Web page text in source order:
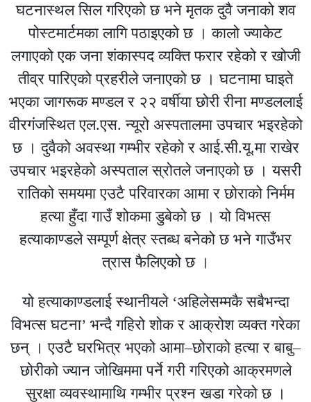
घटनास्थल सिल गरिएको छ भने मृतक दुवै जनाको शव
पोस्टमार्टमका लागि पठाइएको छ । कालो ज्याकेट
लगाएको एक जना शंकास्पद व्यक्ति फरार रहेको र खोजी
तीव्र पारिएको प्रहरीले जनाएको छ । घटनामा घाइते
भएका जागरूक मण्डल र २२ वर्षीया छोरी रीना मण्डललाई
वीरगंजस्थित एल.एस. न्यूरो अस्पतालमा उपचार भइरहेको
छ । दुवैको अवस्था गम्भीर रहेको र आई.सी.यू.मा राखेर
उपचार भइरहेको अस्पताल स्रोतले जनाएको छ । यसरी
रातिको समयमा एउटै परिवारका आमा र छोराको निर्मम
हत्या हुँदा गाउँ शोकमा डुबेको छ । यो विभत्स
हत्याकाण्डले सम्पूर्ण क्षेत्र स्तब्ध बनेको छ भने गाउँभर
त्रास फैलिएको छ ।
यो हत्याकाण्डलाई स्थानीयले ‘अहिलेसम्मकै सबैभन्दा
विभत्स घटना’ भन्दै गहिरो शोक र आक्रोश व्यक्त गरेका
छन् । एउटै घरभित्र भएको आमा–छोराको हत्या र बाबु–
छोरीको ज्यान जोखिममा पर्ने गरी गरिएको आक्रमणले
सुरक्षा व्यवस्थामाथि गम्भीर प्रश्न खडा गरेको छ ।